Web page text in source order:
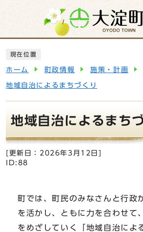
ページの先頭です
現在位置
ホーム 町政情報 施策・計画
地域自治によるまちづくり
地域自治によるまち
[更新日： 2026年3月12日
ID:88
町では、町民のみなさんと行政
を活かし、ともに力を合わせて
をめざしていく「地域自治によ